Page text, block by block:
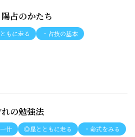
占のかたち
もに走る ・占技の基本
の勉強法
什 ◎星とともに走る
・命式をみる